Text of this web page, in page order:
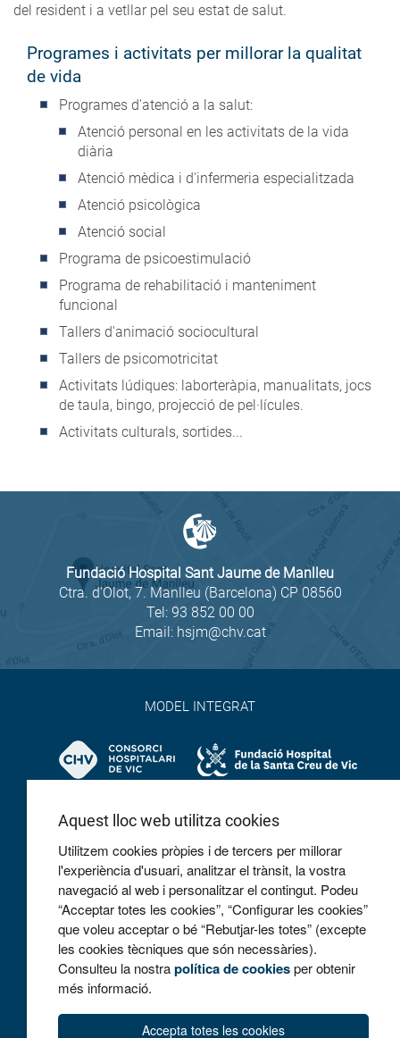
del resident i a vetllar pel seu estat de salut.
Programes i activitats per millorar la qualitat
de vida
Programes d'atenció a la salut:
Atenció personal en les activitats de la vida
diària
Atenció mèdica i d'infermeria especialitzada
Atenció psicològica
Atenció social
Programa de psicoestimulació
Programa de rehabilitació i manteniment
funcional
Tallers d'animació sociocultural
Tallers de psicomotricitat
Activitats lúdiques: laborteràpia, manualitats, jocs
de taula, bingo, projecció de pel·lícules.
Activitats culturals, sortides...
Fundació Hospital Sant Jaume de Manlleu
Ctra. d'Olot, 7. Manlleu (Barcelona) CP 08560
Tel: 93 852 00 00
Email: hsjm@chv.cat
MODEL INTEGRAT
COL·LABOREM
Aquest lloc web utilitza cookies
Utilitzem cookies pròpies i de tercers per millorar
l'experiència d'usuari, analitzar el trànsit, la vostra
navegació al web i personalitzar el contingut. Podeu
“Acceptar totes les cookies”, “Configurar les cookies”
que voleu acceptar o bé “Rebutjar-les totes” (excepte
les cookies tècniques que són necessàries).
Consulteu la nostrapolítica de cookiesper obtenir
més informació.
Accepta totes les cookies